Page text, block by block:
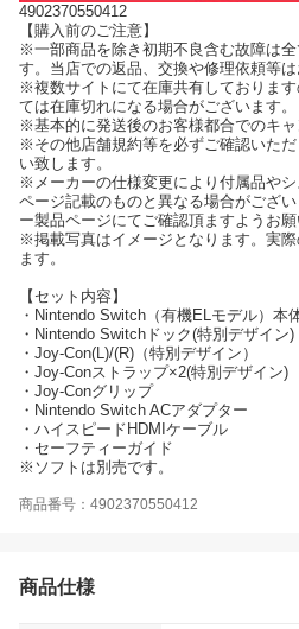
4902370550412
【購入前のご注意】
※一部商品を除き初期不良含む故障は
す。当店での返品、交換や修理依頼等は
※複数サイトにて在庫共有しておりま
ては在庫切れになる場合がございます。
※基本的に発送後のお客様都合でのキャ
※その他店舗規約等を必ずご確認いた
い致します。
※メーカーの仕様変更により付属品や
ページ記載のものと異なる場合がござ
ー製品ページにてご確認頂ますようお願
※掲載写真はイメージとなります。実
ます。
【セット内容】
・Nintendo Switch（有機ELモデル）本
・Nintendo Switchドック(特別デザイン)
・Joy-Con(L)/(R)（特別デザイン）
・Joy-Conストラップ×2(特別デザイン)
・Joy-Conグリップ
・Nintendo Switch ACアダプター
・ハイスピードHDMIケーブル
・セーフティーガイド
※ソフトは別売です。
商品番号：4902370550412
商品仕様